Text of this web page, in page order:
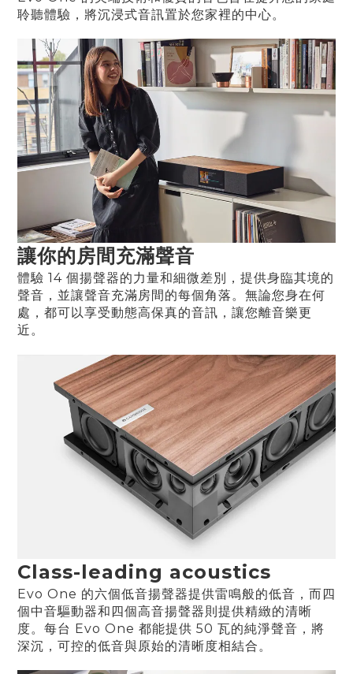
聆聽體驗，將沉浸式音訊置於您家裡的中心。
讓你的房間充滿聲音
體驗 14 個揚聲器的力量和細微差別，提供身臨其境的
聲音，並讓聲音充滿房間的每個角落。無論您身在何
處，都可以享受動態高保真的音訊，讓您離音樂更
近。
Class-leading acoustics
Evo One 的六個低音揚聲器提供雷鳴般的低音，而四
個中音驅動器和四個高音揚聲器則提供精緻的清晰
度。每台 Evo One 都能提供 50 瓦的純淨聲音，將
深沉，可控的低音與原始的清晰度相結合。